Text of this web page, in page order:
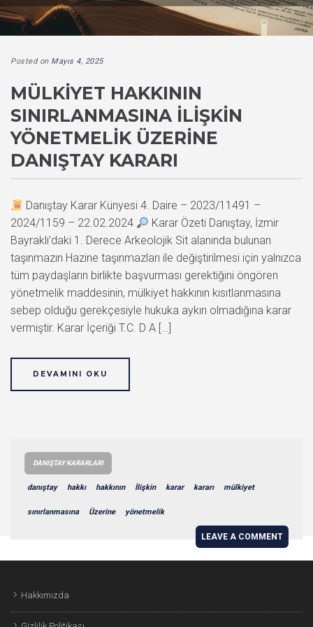
Posted on Mayıs 4, 2025
MÜLKIYET HAKKININ
SINIRLANMASINA İLIŞKIN
YÖNETMELIK ÜZERINE
DANIŞTAY KARARI
Danıştay Karar Künyesi 4. Daire – 2023/11491 –
2024/1159 – 22.02.2024
Karar Özeti Danıştay, İzmir
Bayraklı’daki 1. Derece Arkeolojik Sit alanında bulunan
taşınmazın Hazine taşınmazları ile değiştirilmesi için yalnızca
tüm paydaşların birlikte başvurması gerektiğini öngören
yönetmelik maddesinin, mülkiyet hakkının kısıtlanmasına
sebep olduğu gerekçesiyle hukuka aykırı olmadığına karar
vermiştir. Karar İçeriği T.C. D A […]
DEVAMINI OKU
DANIŞTAY KARARLARI
danıştay hakkı hakkının İlişkin karar kararı mülkiyet
sınırlanmasına Üzerine yönetmelik
LEAVE A COMMENT
Hakkımızda